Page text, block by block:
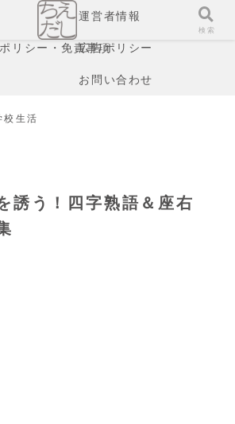
運営者情報
リシー・免責事項広告ポリシー
お問い合わせ
校生活
誘う！四字熟語＆座右
検索